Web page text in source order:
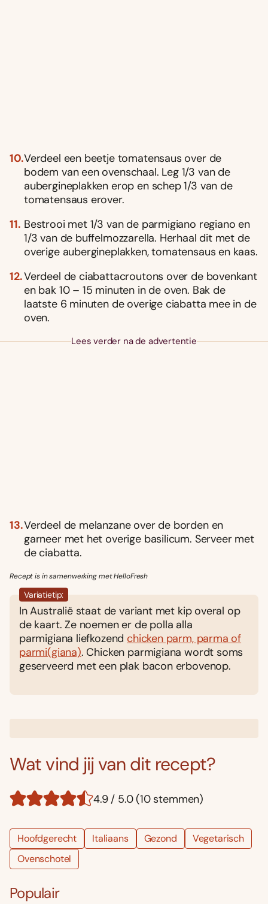
Verdeel een beetje tomatensaus over de
bodem van een ovenschaal. Leg 1/3 van de
aubergineplakken erop en schep 1/3 van de
tomatensaus erover.
Bestrooi met 1/3 van de parmigiano regiano en
1/3 van de buffelmozzarella. Herhaal dit met de
overige aubergineplakken, tomatensaus en kaas.
Verdeel de ciabattacroutons over de bovenkant
en bak 10 – 15 minuten in de oven. Bak de
laatste 6 minuten de overige ciabatta mee in de
oven.
Lees verder na de advertentie
Verdeel de melanzane over de borden en
garneer met het overige basilicum. Serveer met
de ciabatta.
Recept is in samenwerking met HelloFresh
Variatietip:
In Australië staat de variant met kip overal op
de kaart. Ze noemen er de polla alla
parmigiana liefkozend chicken parm, parma of
parmi(giana). Chicken parmigiana wordt soms
geserveerd met een plak bacon erbovenop.
Wat vind jij van dit recept?
4.9 / 5.0 (10 stemmen)
Hoofdgerecht Italiaans Gezond
Vegetarisch
Ovenschotel
Populair